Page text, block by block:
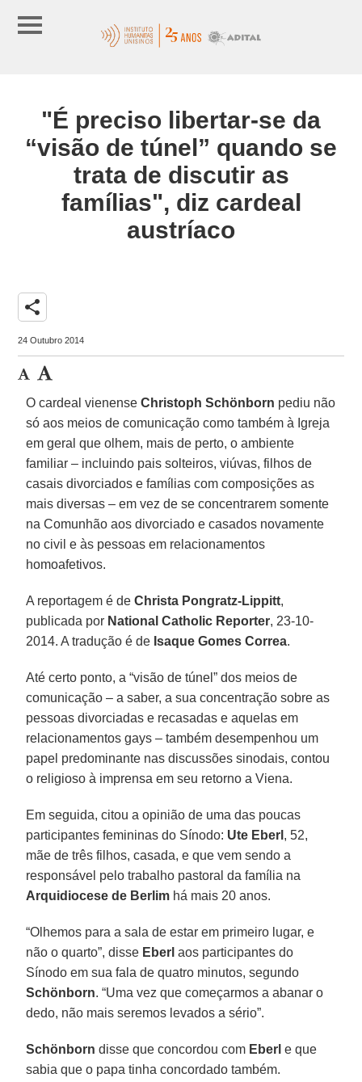
"É preciso libertar-se da
“visão de túnel” quando se
trata de discutir as
famílias", diz cardeal
austríaco
share
24 Outubro 2014
O cardeal vienenseChristoph Schönborn pediu não
só aos meios de comunicação como também à Igreja
em geral que olhem, mais de perto, o ambiente
familiar – incluindo pais solteiros, viúvas, filhos de
casais divorciados e famílias com composições as
mais diversas – em vez de se concentrarem somente
na Comunhão aos divorciado e casados novamente
no civil e às pessoas em relacionamentos
homoafetivos.
A reportagem é deChrista Pongratz-Lippitt,
publicada por National Catholic Reporter, 23-10-
2014. A tradução é de Isaque Gomes Correa.
Até certo ponto, a “visão de túnel” dos meios de
comunicação – a saber, a sua concentração sobre as
pessoas divorciadas e recasadas e aquelas em
relacionamentos gays – também desempenhou um
papel predominante nas discussões sinodais, contou
o religioso à imprensa em seu retorno a Viena.
Em seguida, citou a opinião de uma das poucas
participantes femininas do Sínodo: Ute Eberl , 52,
mãe de três filhos, casada, e que vem sendo a
responsável pelo trabalho pastoral da família na
Arquidiocese de Berlim há mais 20 anos.
“Olhemos para a sala de estar em primeiro lugar, e
não o quarto”, disse Eberl aos participantes do
Sínodo em sua fala de quatro minutos, segundo
Schönborn. “Uma vez que começarmos a abanar o
dedo, não mais seremos levados a sério”.
Schönborn disse que concordou com Eberl e que
sabia que o papa tinha concordado também.